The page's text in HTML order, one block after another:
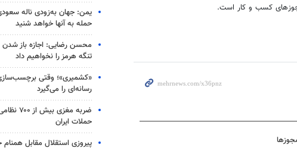
کسب و کار است.
یمن: جهان به‌زودی ناله
حمله به آنها خواهد شنید
محسن رضایی: اجازه باز
تنگه هرمز را نخواهیم داد
«کشمیری»؛ وقتی
رسانه‌ای را می‌گیرد
ضربه مغزی
حملات ایران
پیروزی استقلال مقابل همنام